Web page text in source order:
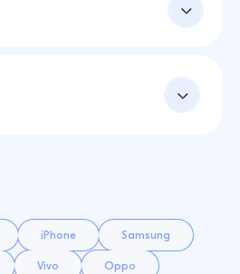
iPhone Samsung
Vivo Oppo